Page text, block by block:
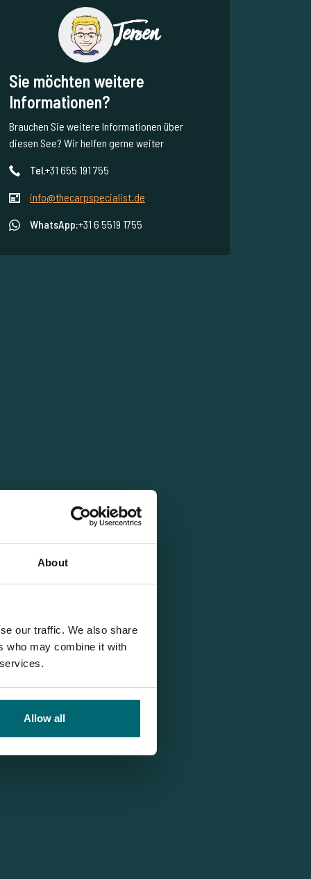
About
our traffic. We also share
who may combine it with
Allow all
Jeroen
Sie möchten weitere
Informationen?
Brauchen Sie weitere Informationen über
diesen See? Wir helfen gerne weiter
Tel.+31 655 191 755
info@thecarpspecialist.de
WhatsApp:+31 6 5519 1755